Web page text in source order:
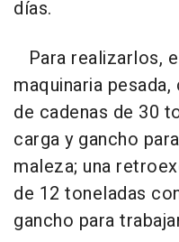
días.
Para realizarlos,
maquinaria
de cadenas de 30
carga y gancho
maleza; una
de 12 toneladas
gancho para